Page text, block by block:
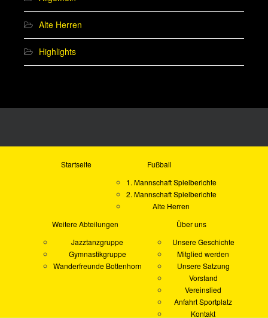
Alte Herren
Highlights
Startseite
Fußball
1. Mannschaft Spielberichte
2. Mannschaft Spielberichte
Alte Herren
Weitere Abteilungen
Jazztanzgruppe
Gymnastikgruppe
Wanderfreunde Bottenhorn
Über uns
Unsere Geschichte
Mitglied werden
Unsere Satzung
Vorstand
Vereinslied
Anfahrt Sportplatz
Kontakt